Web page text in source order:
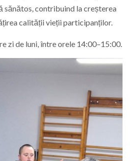
sănătos, contribuind la creșterea
calității vieții participanților.
zi de luni, între orele 14:00–15:00.